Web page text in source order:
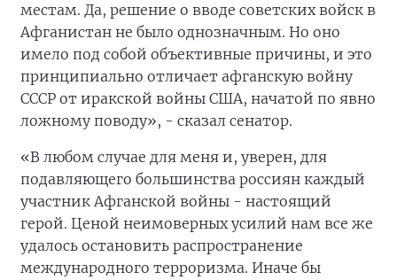
местам. Да, решение о вводе советских войск в
Афганистан не было однозначным. Но оно
имело под собой объективные причины, и это
принципиально отличает афганскую войну
СССР от иракской войны США, начатой по явно
ложному поводу», - сказал сенатор.
«В любом случае для меня и, уверен, для
подавляющего большинства россиян каждый
участник Афганской войны - настоящий
герой. Ценой неимоверных усилий нам все же
удалось остановить распространение
международного терроризма. Иначе бы